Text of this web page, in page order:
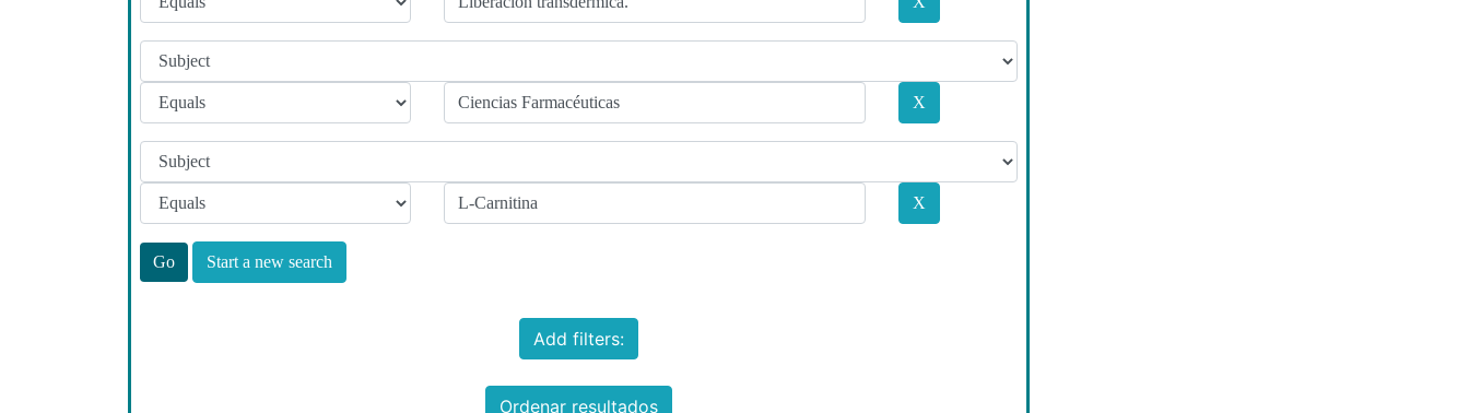
Start a new search
Add filters:
Ordenar resultados